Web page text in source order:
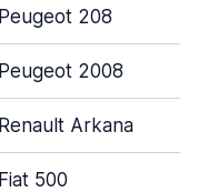
Peugeot 208
Peugeot 2008
Renault Arkana
Fiat 500